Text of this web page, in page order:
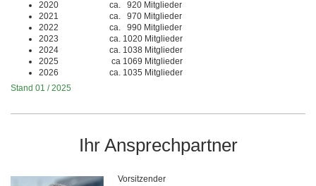
2020 ca. 920 Mitglieder
2021 ca. 970 Mitglieder
2022 ca. 990 Mitglieder
2023 ca. 1020 Mitglieder
2024 ca. 1038 Mitglieder
2025 ca 1069 Mitglieder
2026 ca. 1035 Mitglieder
Stand 01 / 2025
Ihr Ansprechpartner
Vorsitzender